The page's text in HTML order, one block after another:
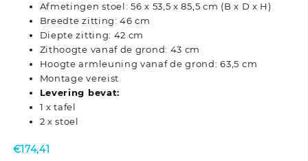
Afmetingen stoel: 56 x 53,5 x 85,5 cm (B x D x H)
Breedte zitting: 46 cm
Diepte zitting: 42 cm
Zithoogte vanaf de grond: 43 cm
Hoogte armleuning vanaf de grond: 63,5 cm
Montage vereist
Levering bevat:
1 x tafel
2 x stoel
€174,41